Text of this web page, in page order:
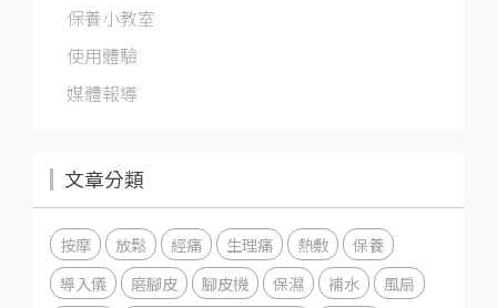
保養小教室
使用體驗
媒體報導
文章分類
按摩 放鬆 經痛 生理痛 熱敷
保養
導入儀
磨腳皮 腳皮機 保濕 補水
風扇